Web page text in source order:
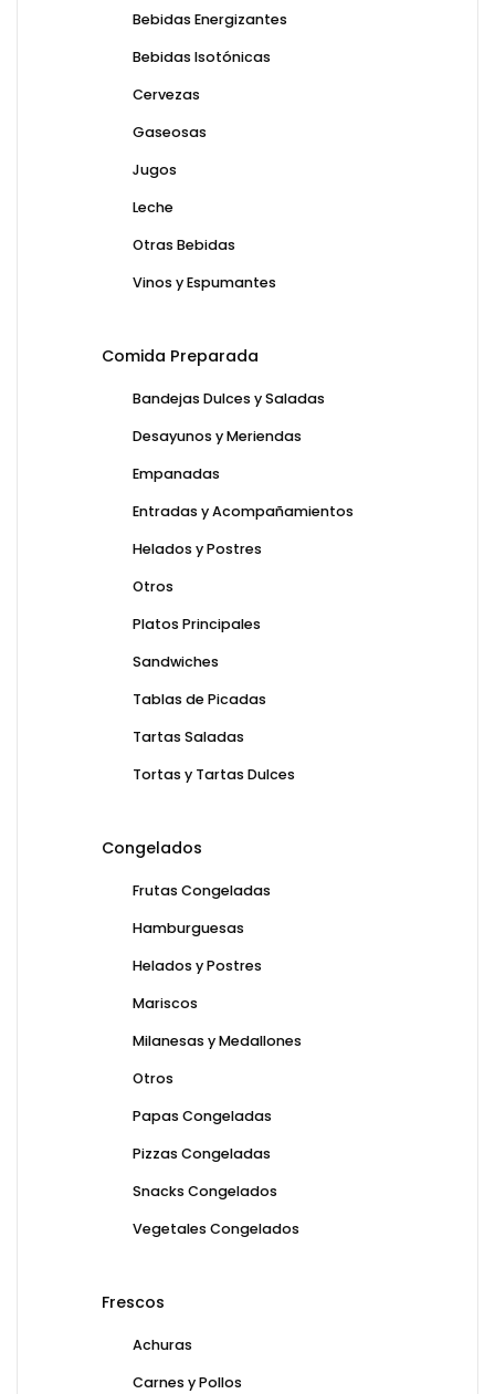
Bebidas Energizantes
Bebidas Isotónicas
Cervezas
Gaseosas
Jugos
Leche
Otras Bebidas
Vinos y Espumantes
Comida Preparada
Bandejas Dulces y Saladas
Desayunos y Meriendas
Empanadas
Entradas y Acompañamientos
Helados y Postres
Otros
Platos Principales
Sandwiches
Tablas de Picadas
Tartas Saladas
Tortas y Tartas Dulces
Congelados
Frutas Congeladas
Hamburguesas
Helados y Postres
Mariscos
Milanesas y Medallones
Otros
Papas Congeladas
Pizzas Congeladas
Snacks Congelados
Vegetales Congelados
Frescos
Achuras
Carnes y Pollos